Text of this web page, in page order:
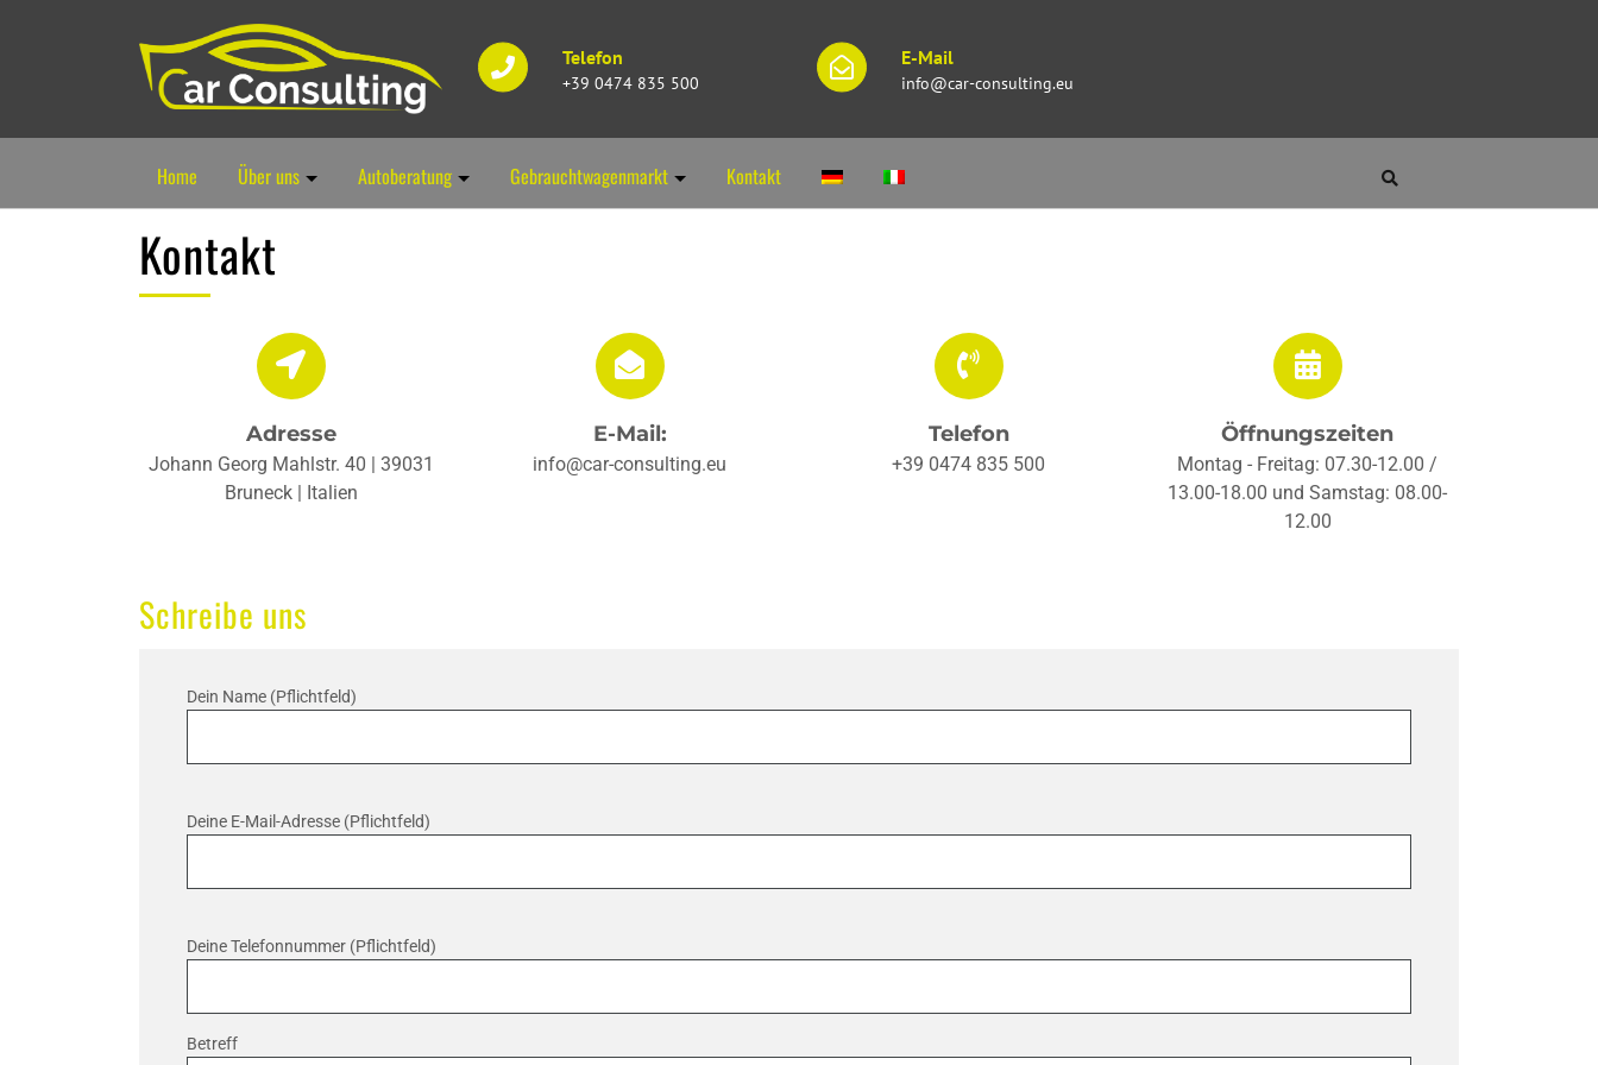
Telefon
+39 0474 835 500
E-Mail
info@car-consulting.eu
Home Über uns Autoberatung Gebrauchtwagenmarkt Kontakt
Kontakt
Adresse
Johann Georg Mahlstr. 40 | 39031
Bruneck | Italien
E-Mail:
info@car-consulting.eu
Telefon
+39 0474 835 500
Öffnungszeiten
Montag - Freitag: 07.30-12.00 /
13.00-18.00 und Samstag: 08.00-
12.00
Schreibe uns
Dein Name (Pflichtfeld)
Deine E-Mail-Adresse (Pflichtfeld)
Deine Telefonnummer (Pflichtfeld)
Betreff